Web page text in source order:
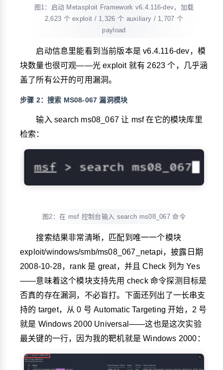
图1：启动 Metasploit Framework v6.4.116-dev，加载
2,623 个 exploit / 1,326 个 auxiliary / 1,707 个
payload
启动信息里能看到当前版本是 v6.4.116-dev，模
块数量也很可观——光 exploit 就有 2623 个，几乎涵
盖了所有公开的可用漏洞。
步骤 2：搜索 MS08-067 漏洞模块
输入 search ms08_067 让 msf 在它的模块库里
检索：
图2：在 msf 控制台输入 search ms08_067 命令
搜索结果非常清晰，匹配到唯一一个模块
exploit/windows/smb/ms08_067_netapi，披露日期
2008-10-28，rank 是 great，并且Check 列为Yes
——意味着这个模块支持先用 check命令探测目标是
否真的存在漏洞，不必盲打。下面还列出了一长串支
持的 target，从 0 号 Automatic Targeting 开始，2 号
就是 Windows 2000 Universal——这也是这次实验
最关键的一行，因为我的靶机就是 Windows 2000：